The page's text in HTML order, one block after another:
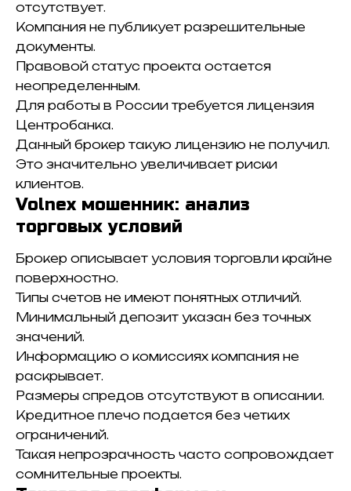
отсутствует.
Компания не публикует разрешительные
документы.
Правовой статус проекта остается
неопределенным.
Для работы в России требуется лицензия
Центробанка.
Данный брокер такую лицензию не получил.
Это значительно увеличивает риски
клиентов.
Volnex мошенник: анализ
торговых условий
Брокер описывает условия торговли крайне
поверхностно.
Типы счетов не имеют понятных отличий.
Минимальный депозит указан без точных
значений.
Информацию о комиссиях компания не
раскрывает.
Размеры спредов отсутствуют в описании.
Кредитное плечо подается без четких
ограничений.
Такая непрозрачность часто сопровождает
сомнительные проекты.